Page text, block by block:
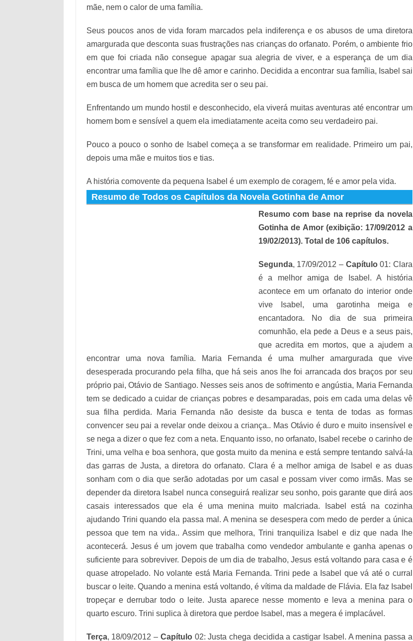
mãe, nem o calor de uma família.
Seus poucos anos de vida foram marcados pela indiferença e os abusos de uma diretora
amargurada que desconta suas frustrações nas crianças do orfanato. Porém, o ambiente frio
em que foi criada não consegue apagar sua alegria de viver, e a esperança de um dia
encontrar uma família que lhe dê amor e carinho. Decidida a encontrar sua família, Isabel sai
em busca de um homem que acredita ser o seu pai.
Enfrentando um mundo hostil e desconhecido, ela viverá muitas aventuras até encontrar um
homem bom e sensível a quem ela imediatamente aceita como seu verdadeiro pai.
Pouco a pouco o sonho de Isabel começa a se transformar em realidade. Primeiro um pai,
depois uma mãe e muitos tios e tias.
A história comovente da pequena Isabel é um exemplo de coragem, fé e amor pela vida.
Resumo de Todos os Capítulos da Novela Gotinha de Amor
Resumo com base na reprise da novela
Gotinha de Amor (exibição: 17/09/2012 a
19/02/2013). Total de 106 capítulos.
Segunda, 17/09/2012 – Capítulo01: Clara
é a melhor amiga de Isabel. A história
acontece em um orfanato do interior onde
vive Isabel, uma garotinha meiga e
encantadora. No dia de sua primeira
comunhão, ela pede a Deus e a seus pais,
que acredita em mortos, que a ajudem a
encontrar uma nova família. Maria Fernanda é uma mulher amargurada que vive
desesperada procurando pela filha, que há seis anos lhe foi arrancada dos braços por seu
próprio pai, Otávio de Santiago. Nesses seis anos de sofrimento e angústia, Maria Fernanda
tem se dedicado a cuidar de crianças pobres e desamparadas, pois em cada uma delas vê
sua filha perdida. Maria Fernanda não desiste da busca e tenta de todas as formas
convencer seu pai a revelar onde deixou a criança.. Mas Otávio é duro e muito insensível e
se nega a dizer o que fez com a neta. Enquanto isso, no orfanato, Isabel recebe o carinho de
Trini, uma velha e boa senhora, que gosta muito da menina e está sempre tentando salvá-la
das garras de Justa, a diretora do orfanato. Clara é a melhor amiga de Isabel e as duas
sonham com o dia que serão adotadas por um casal e possam viver como irmãs. Mas se
depender da diretora Isabel nunca conseguirá realizar seu sonho, pois garante que dirá aos
casais interessados que ela é uma menina muito malcriada. Isabel está na cozinha
ajudando Trini quando ela passa mal. A menina se desespera com medo de perder a única
pessoa que tem na vida.. Assim que melhora, Trini tranquiliza Isabel e diz que nada lhe
acontecerá. Jesus é um jovem que trabalha como vendedor ambulante e ganha apenas o
suficiente para sobreviver. Depois de um dia de trabalho, Jesus está voltando para casa e é
quase atropelado. No volante está Maria Fernanda. Trini pede a Isabel que vá até o curral
buscar o leite. Quando a menina está voltando, é vítima da maldade de Flávia. Ela faz Isabel
tropeçar e derrubar todo o leite. Justa aparece nesse momento e leva a menina para o
quarto escuro. Trini suplica à diretora que perdoe Isabel, mas a megera é implacável.
Terça, 18/09/2012 – Capítulo02: Justa chega decidida a castigar Isabel. A menina passa a